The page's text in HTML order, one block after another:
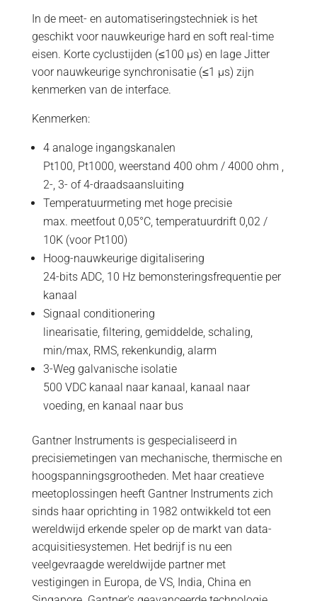
In de meet- en automatiseringstechniek is het
geschikt voor nauwkeurige hard en soft real-time
eisen. Korte cyclustijden (≤100 µs) en lage Jitter
voor nauwkeurige synchronisatie (≤1 µs) zijn
kenmerken van de interface.
Kenmerken:
4 analoge ingangskanalen
Pt100, Pt1000, weerstand 400 ohm / 4000 ohm ,
2-, 3- of 4-draadsaansluiting
Temperatuurmeting met hoge precisie
max. meetfout 0,05°C, temperatuurdrift 0,02 /
10K (voor Pt100)
Hoog-nauwkeurige digitalisering
24-bits ADC, 10 Hz bemonsteringsfrequentie per
kanaal
Signaal conditionering
linearisatie, filtering, gemiddelde, schaling,
min/max, RMS, rekenkundig, alarm
3-Weg galvanische isolatie
500 VDC kanaal naar kanaal, kanaal naar
voeding, en kanaal naar bus
Gantner Instruments is gespecialiseerd in
precisiemetingen van mechanische, thermische en
hoogspanningsgrootheden. Met haar creatieve
meetoplossingen heeft Gantner Instruments zich
sinds haar oprichting in 1982 ontwikkeld tot een
wereldwijd erkende speler op de markt van data-
acquisitiesystemen. Het bedrijf is nu een
veelgevraagde wereldwijde partner met
vestigingen in Europa, de VS, India, China en